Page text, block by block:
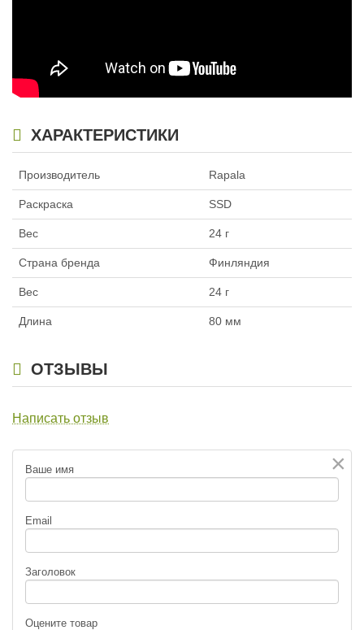
ХАРАКТЕРИСТИКИ
Производитель Rapala
Раскраска SSD
Вес 24 г
Страна бренда Финляндия
Вес 24 г
Длина 80 мм
ОТЗЫВЫ
Написать отзыв
×
Ваше имя
Email
Заголовок
Оцените товар